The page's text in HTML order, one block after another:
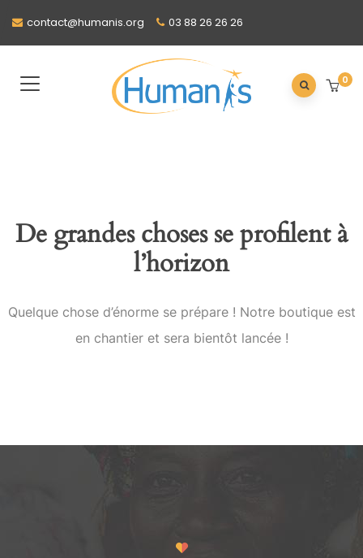
contact@humanis.org 03 88 26 26 26
0
De grandes choses se profilent à
l’horizon
Quelque chose d’énorme se prépare ! Notre boutique est
en chantier et sera bientôt lancée !